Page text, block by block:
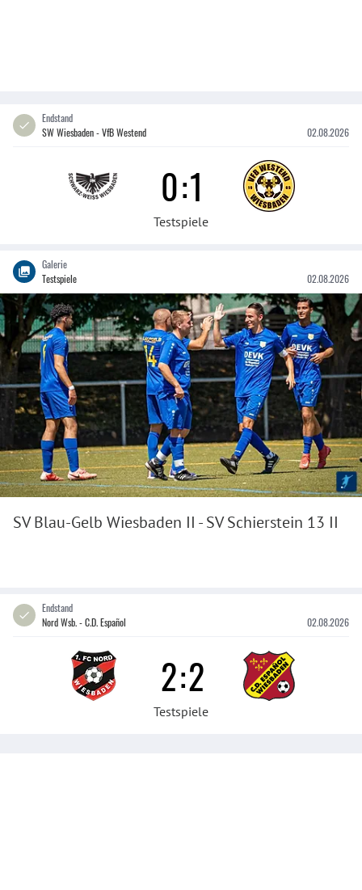
Endstand
SW Wiesbaden - VfB Westend
02.08.2026
0:1
Testspiele
Galerie
Testspiele
02.08.2026
SV Blau-Gelb Wiesbaden II - SV Schierstein 13 II
Endstand
Nord Wsb. - C.D. Español
02.08.2026
2:2
Testspiele